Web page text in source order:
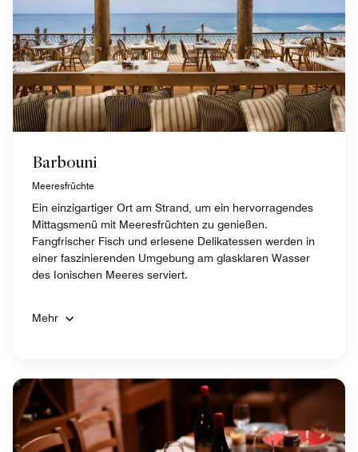
Barbouni
Meeresfrüchte
Ein einzigartiger Ort am Strand, um ein hervorragendes
Mittagsmenü mit Meeresfrüchten zu genießen.
Fangfrischer Fisch und erlesene Delikatessen werden in
einer faszinierenden Umgebung am glasklaren Wasser
des Ionischen Meeres serviert.
Mehr